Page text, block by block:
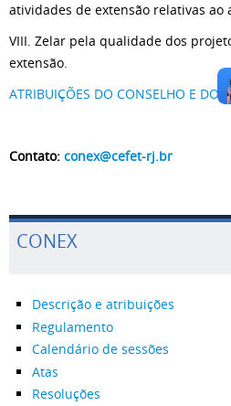
atividades de extensão relativas ao
VIII. Zelar pela qualidade dos
extensão.
ATRIBUIÇÕES DO CONSELHO E DO
Contato: conex@cefet-rj.br
CONEX
Descrição e atribuições
Regulamento
Calendário de sessões
Atas
Resoluções